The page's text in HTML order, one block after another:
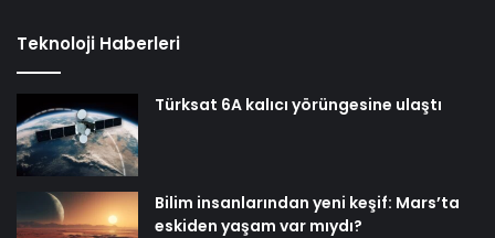
Teknoloji Haberleri
Türksat 6A kalıcı yörüngesine ulaştı
Bilim insanlarından yeni keşif: Mars’ta
eskiden yaşam var mıydı?